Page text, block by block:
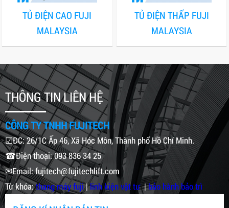
TỦ ĐIỆN CAO FUJI
MALAYSIA
TỦ ĐIỆN THẤP FUJI
MALAYSIA
THÔNG TIN LIÊN HỆ
CÔNG TY TNHH FUJITECH
☑ĐC: 26/1C Ấp 46, Xã Hóc Môn, Thành phố Hồ Chí Minh.
☎Điện thoại: 093 836 34 25
✉Email: fujitech@fujitechlift.com
Từ khóa:thang máy fuji|linh kiện vật tư|bảo hành bảo trì